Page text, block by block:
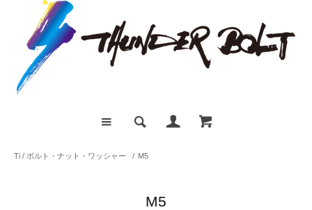
Ti / ボルト・ナット・ワッシャー / M5
M5